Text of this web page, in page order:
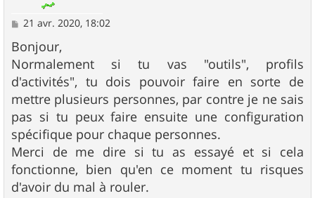
M
s
s
a
g
e
21 avr. 2020, 18:02
Bonjour,
Normalement si tu vas "outils", profils
d'activités", tu dois pouvoir faire en sorte de
mettre plusieurs personnes, par contre je ne sais
pas si tu peux faire ensuite une configuration
spécifique pour chaque personnes.
Merci de me dire si tu as essayé et si cela
fonctionne, bien qu'en ce moment tu risques
d'avoir du mal à rouler.